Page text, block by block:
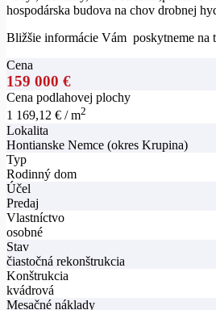
hospodárska budova na chov drobnej
Bližšie informácie Vám poskytneme na
Cena
159 000 €
Cena podlahovej plochy
1 169,12 € / m2
Lokalita
Hontianske Nemce (okres Krupina)
Typ
Rodinný dom
Účel
Predaj
Vlastníctvo
osobné
Stav
čiastočná rekonštrukcia
Konštrukcia
kvádrová
Mesačné náklady